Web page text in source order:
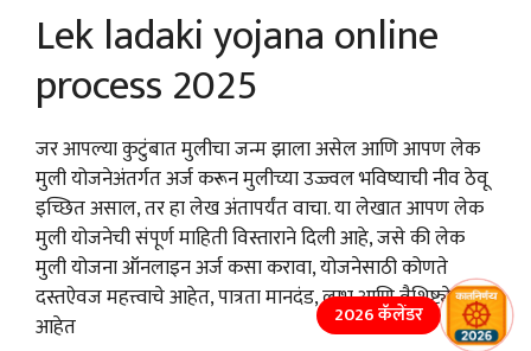
Lek ladaki yojana online
process 2025
जर आपल्या कुटुंबात मुलीचा जन्म झाला असेल आणि आपण लेक
मुली योजनेअंतर्गत अर्ज करून मुलीच्या उज्ज्वल भविष्याची नीव ठेवू
इच्छित असाल, तर हा लेख अंतापर्यंत वाचा. या लेखात आपण लेक
मुली योजनेची संपूर्ण माहिती विस्ताराने दिली आहे, जसे की लेक
मुली योजना ऑनलाइन अर्ज कसा करावा, योजनेसाठी कोणते
दस्तऐवज महत्त्वाचे आहेत, पात्रता मानदंड, लाभ आणि वैशिष्ट्ये
आहेत
2026 कॅलेंडर